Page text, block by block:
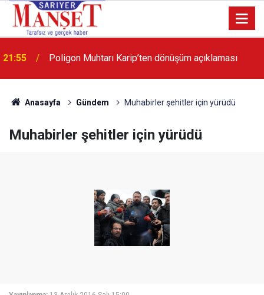
13:36 'Poligon'da İstanbul'a örnek proje gerçekleştirilecek'
Anasayfa Gündem Muhabirler şehitler için yürüdü
Muhabirler şehitler için yürüdü